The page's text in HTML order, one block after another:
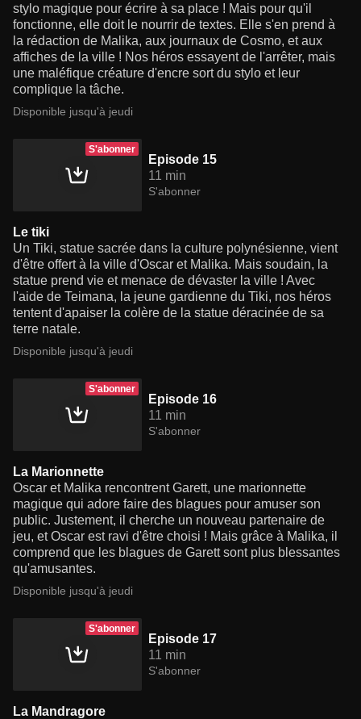
stylo magique pour écrire à sa place ! Mais pour qu'il
fonctionne, elle doit le nourrir de textes. Elle s'en prend à
la rédaction de Malika, aux journaux de Cosmo, et aux
affiches de la ville ! Nos héros essayent de l'arrêter, mais
une maléfique créature d'encre sort du stylo et leur
complique la tâche.
Disponible jusqu'à jeudi
S'abonner
Episode 15
11 min
S'abonner
Le tiki
Un Tiki, statue sacrée dans la culture polynésienne, vient
d'être offert à la ville d'Oscar et Malika. Mais soudain, la
statue prend vie et menace de dévaster la ville ! Avec
l'aide de Teimana, la jeune gardienne du Tiki, nos héros
tentent d'apaiser la colère de la statue déracinée de sa
terre natale.
Disponible jusqu'à jeudi
S'abonner
Episode 16
11 min
S'abonner
La Marionnette
Oscar et Malika rencontrent Garett, une marionnette
magique qui adore faire des blagues pour amuser son
public. Justement, il cherche un nouveau partenaire de
jeu, et Oscar est ravi d'être choisi ! Mais grâce à Malika, il
comprend que les blagues de Garett sont plus blessantes
qu'amusantes.
Disponible jusqu'à jeudi
S'abonner
Episode 17
11 min
S'abonner
La Mandragore